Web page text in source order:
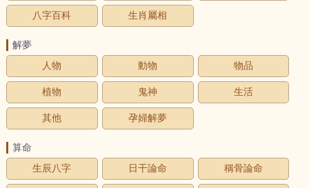
八字百科 生肖屬相
解夢
人物
動物 物品
植物 鬼神 生活
其他 孕婦解夢
算命
生辰八字
日干論命 稱骨論命